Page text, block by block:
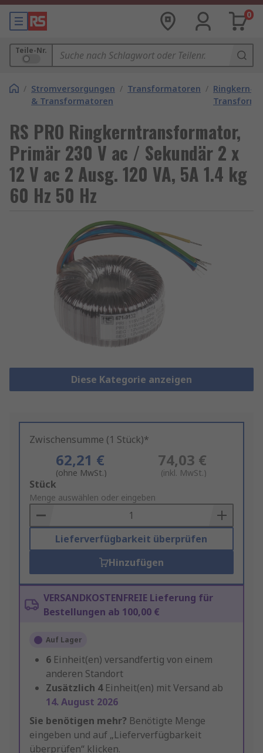
0
Teile-Nr.
/ Stromversorgungen
& Transformatoren
/ Transformatoren / Ringkern-
RS PRO Ringkerntransformator,
Primär 230 V ac / Sekundär 2 x
12 V ac 2 Ausg. 120 VA, 5A 1.4 kg
60 Hz 50 Hz
Diese Kategorie anzeigen
Zwischensumme (1 Stück)*
62,21 €
(ohne MwSt.)
74,03 €
(inkl. MwSt.)
Add
to
Basket
Stück
Menge auswählen oder eingeben
Lieferverfügbarkeit überprüfen
Hinzufügen
VERSANDKOSTENFREIE Lieferung für
Bestellungen ab 100,00 €
Auf Lager
6 Einheit(en) versandfertig von einem
anderen Standort
Zusätzlich 4 Einheit(en) mit Versand ab
14. August 2026
Sie benötigen mehr? Benötigte Menge
eingeben und auf „Lieferverfügbarkeit
überprüfen“ klicken.